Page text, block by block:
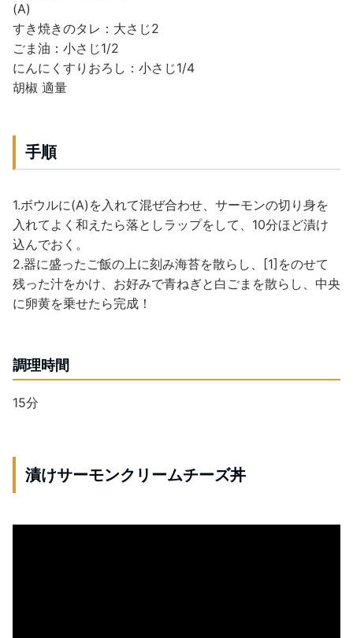
(A)
すき焼きのタレ：大さじ2
ごま油：小さじ1/2
にんにくすりおろし：小さじ1/4
胡椒 適量
手順
1.ボウルに(A)を入れて混ぜ合わせ、サーモンの切り身を
入れてよく和えたら落としラップをして、10分ほど漬け
込んでおく。
2.器に盛ったご飯の上に刻み海苔を散らし、[1]をのせて
残った汁をかけ、お好みで青ねぎと白ごまを散らし、中央
に卵黄を乗せたら完成！
調理時間
15分
漬けサーモンクリームチーズ丼